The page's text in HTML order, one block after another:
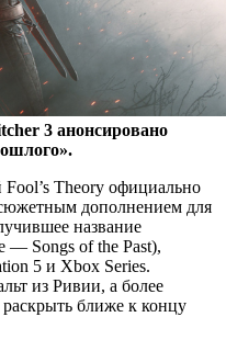
3 анонсировано
Theory официально
дополнением для
название
— Songs of the Past),
5 и Xbox Series.
из Ривии, а более
ближе к концу